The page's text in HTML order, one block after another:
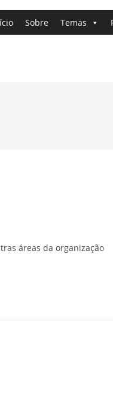
Sobre Temas
áreas da organização